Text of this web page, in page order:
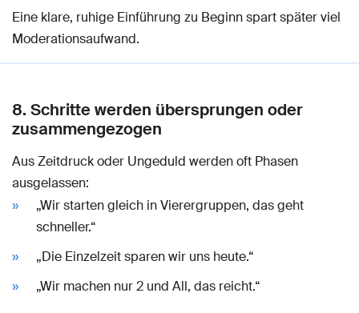
Eine klare, ruhige Einführung zu Beginn spart später viel
Moderationsaufwand.
8. Schritte werden übersprungen oder
zusammengezogen
Aus Zeitdruck oder Ungeduld werden oft Phasen
ausgelassen:
„Wir starten gleich in Vierergruppen, das geht
schneller.“
„Die Einzelzeit sparen wir uns heute.“
„Wir machen nur 2 und All, das reicht.“